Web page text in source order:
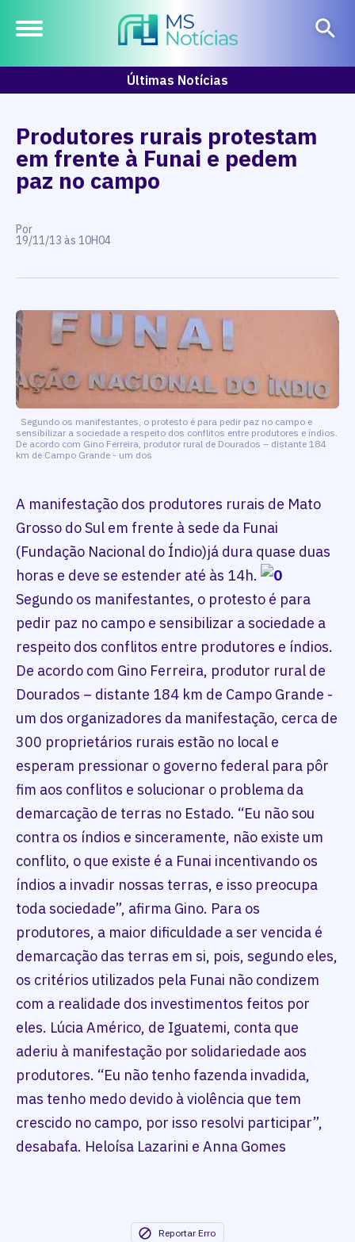
Últimas Notícias
Produtores rurais protestam
em frente à Funai e pedem
paz no campo
Por
19/11/13 às 10H04
Segundo os manifestantes, o protesto é para pedir paz no campo e
sensibilizar a sociedade a respeito dos conflitos entre produtores e índios.
De acordo com Gino Ferreira, produtor rural de Dourados – distante 184
km de Campo Grande - um dos
A manifestação dos produtores rurais de Mato
Grosso do Sul em frente à sede da Funai
(Fundação Nacional do Índio)já dura quase duas
horas e deve se estender até às 14h.
Segundo os manifestantes, o protesto é para
pedir paz no campo e sensibilizar a sociedade a
respeito dos conflitos entre produtores e índios.
De acordo com Gino Ferreira, produtor rural de
Dourados – distante 184 km de Campo Grande -
um dos organizadores da manifestação, cerca de
300 proprietários rurais estão no local e
esperam pressionar o governo federal para pôr
fim aos conflitos e solucionar o problema da
demarcação de terras no Estado. “Eu não sou
contra os índios e sinceramente, não existe um
conflito, o que existe é a Funai incentivando os
índios a invadir nossas terras, e isso preocupa
toda sociedade”, afirma Gino. Para os
produtores, a maior dificuldade a ser vencida é
demarcação das terras em si, pois, segundo eles,
os critérios utilizados pela Funai não condizem
com a realidade dos investimentos feitos por
eles. Lúcia Américo, de Iguatemi, conta que
aderiu à manifestação por solidariedade aos
produtores. “Eu não tenho fazenda invadida,
mas tenho medo devido à violência que tem
crescido no campo, por isso resolvi participar”,
desabafa. Heloísa Lazarini e Anna Gomes
Reportar Erro